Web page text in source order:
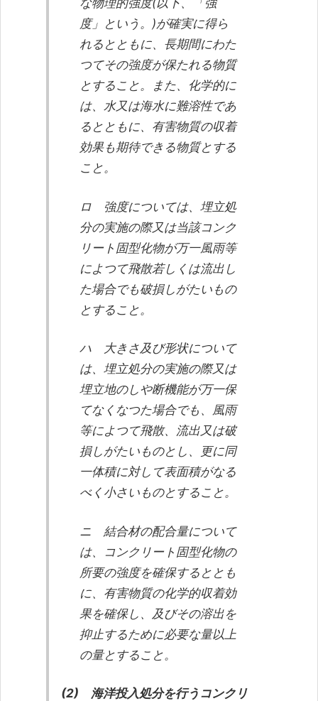
な物理的強度(以下、「強
度」という。)が確実に得ら
れるとともに、長期間にわた
つてその強度が保たれる物質
とすること。また、化学的に
は、水又は海水に難溶性であ
るとともに、有害物質の収着
効果も期待できる物質とする
こと。
ロ 強度については、埋立処
分の実施の際又は当該コンク
リート固型化物が万一風雨等
によつて飛散若しくは流出し
た場合でも破損しがたいもの
とすること。
ハ 大きさ及び形状について
は、埋立処分の実施の際又は
埋立地のしや断機能が万一保
てなくなつた場合でも、風雨
等によつて飛散、流出又は破
損しがたいものとし、更に同
一体積に対して表面積がなる
べく小さいものとすること。
ニ 結合材の配合量について
は、コンクリート固型化物の
所要の強度を確保するととも
に、有害物質の化学的収着効
果を確保し、及びその溶出を
抑止するために必要な量以上
の量とすること。
(2) 海洋投入処分を行うコンクリ